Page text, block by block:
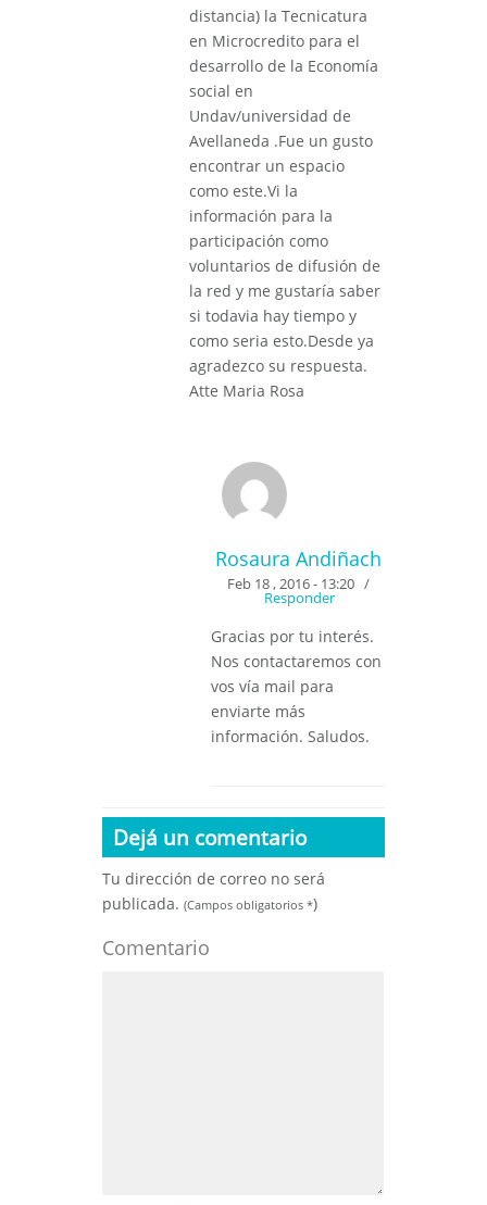
distancia) la Tecnicatura
en Microcredito para el
desarrollo de la Economía
social en
Undav/universidad de
Avellaneda .Fue un gusto
encontrar un espacio
como este.Vi la
información para la
participación como
voluntarios de difusión de
la red y me gustaría saber
si todavia hay tiempo y
como seria esto.Desde ya
agradezco su respuesta.
Atte Maria Rosa
Rosaura Andiñach
Feb 18 , 2016 - 13:20 /
Responder
Gracias por tu interés.
Nos contactaremos con
vos vía mail para
enviarte más
información. Saludos.
Dejá un comentario
Tu dirección de correo no será
publicada. (Campos obligatorios *)
Comentario